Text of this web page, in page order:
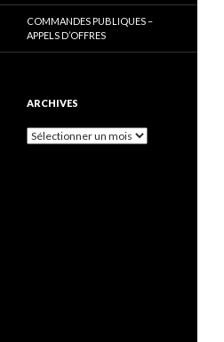
COMMANDES PUBLIQUES –
APPELS D’OFFRES
ARCHIVES
Archives